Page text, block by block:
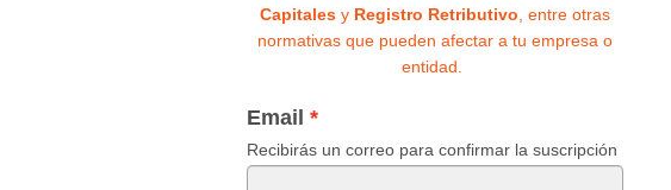
Capitalesy Registro Retributivo, entre otras
normativas que pueden afectar a tu empresa o
entidad.
Email
Recibirás un correo para confirmar la suscripción